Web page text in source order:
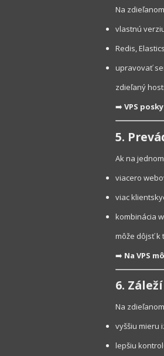
Na
vlastnú
Redis,
upravovať
zdieľaný
➡️VPS
5.
Ak na
viacero
viac
kombinácia
môže dôjsť k
➡️ Na VPS
6.
Na
vyššiu mieru
lepšiu